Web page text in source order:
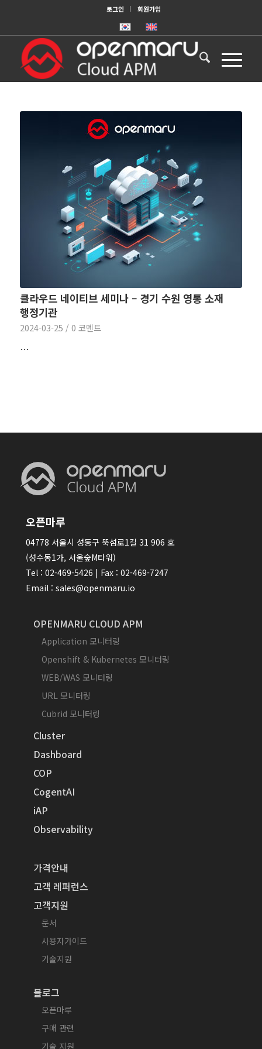
로그인 회원가입
클라우드 네이티브 세미나 – 경기 수원 영통 소재
행정기관
2024-03-25 / 0 코멘트
…
오픈마루
04778 서울시 성동구 뚝섬로1길 31 906 호
(성수동1가, 서울숲M타워)
Tel : 02-469-5426 | Fax : 02-469-7247
Email : sales@openmaru.io
OPENMARU CLOUD APM
Application 모니터링
Openshift & Kubernetes 모니터링
WEB/WAS 모니터링
URL 모니터링
Cubrid 모니터링
Cluster
Dashboard
COP
CogentAI
iAP
Observability
가격안내
고객 레퍼런스
고객지원
문서
사용자가이드
기술지원
블로그
오픈마루
구매 관련
기술 지원